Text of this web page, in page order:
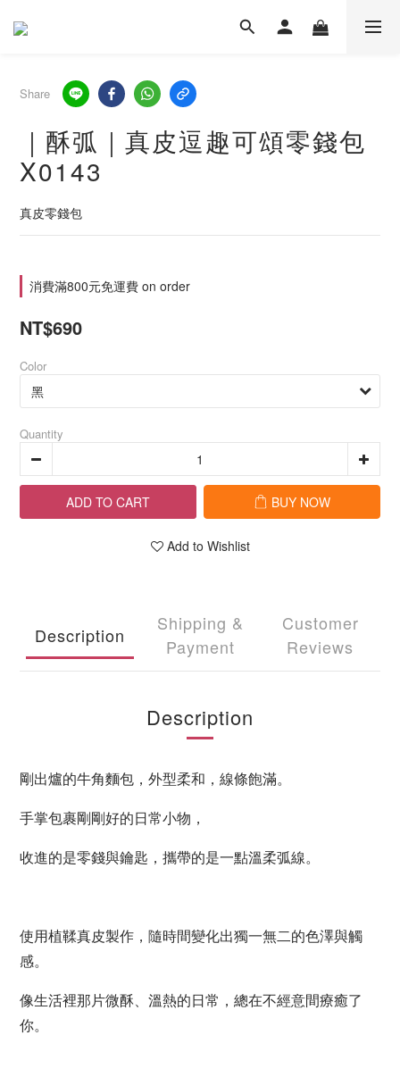
Share
｜酥弧｜真皮逗趣可頌零錢包
X0143
真皮零錢包
消費滿800元免運費 on order
NT$690
Color
Quantity
ADD TO CART BUY NOW
Add to Wishlist
Description
Shipping &
Payment
Customer
Reviews
Description
剛出爐的牛角麵包，外型柔和，線條飽滿。
手掌包裹剛剛好的日常小物，
收進的是零錢與鑰匙，攜帶的是一點溫柔弧線。
使用植鞣真皮製作，隨時間變化出獨一無二的色澤與觸
感。
像生活裡那片微酥、溫熱的日常，總在不經意間療癒了
你。